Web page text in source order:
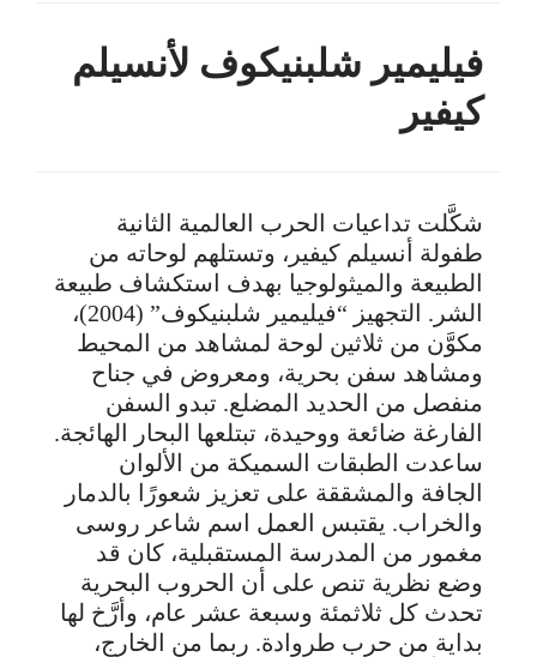
فيليمير شلبنيكوف لأنسيلم
كيفير
شكَّلت تداعيات الحرب العالمية الثانية
طفولة أنسيلم كيفير، وتستلهم لوحاته من
الطبيعة والميثولوجيا بهدف استكشاف طبيعة
الشر. التجهيز “فيليمير شلبنيكوف” (2004)،
مكوَّن من ثلاثين لوحة لمشاهد من المحيط
ومشاهد سفن بحرية، ومعروض في جناح
منفصل من الحديد المضلع. تبدو السفن
الفارغة ضائعة ووحيدة، تبتلعها البحار الهائجة.
ساعدت الطبقات السميكة من الألوان
الجافة والمشققة على تعزيز شعورًا بالدمار
والخراب. يقتبس العمل اسم شاعر روسى
مغمور من المدرسة المستقبلية، كان قد
وضع نظرية تنص على أن الحروب البحرية
تحدث كل ثلاثمئة وسبعة عشر عام، وأرَّخ لها
بداية من حرب طروادة. ربما من الخارج،